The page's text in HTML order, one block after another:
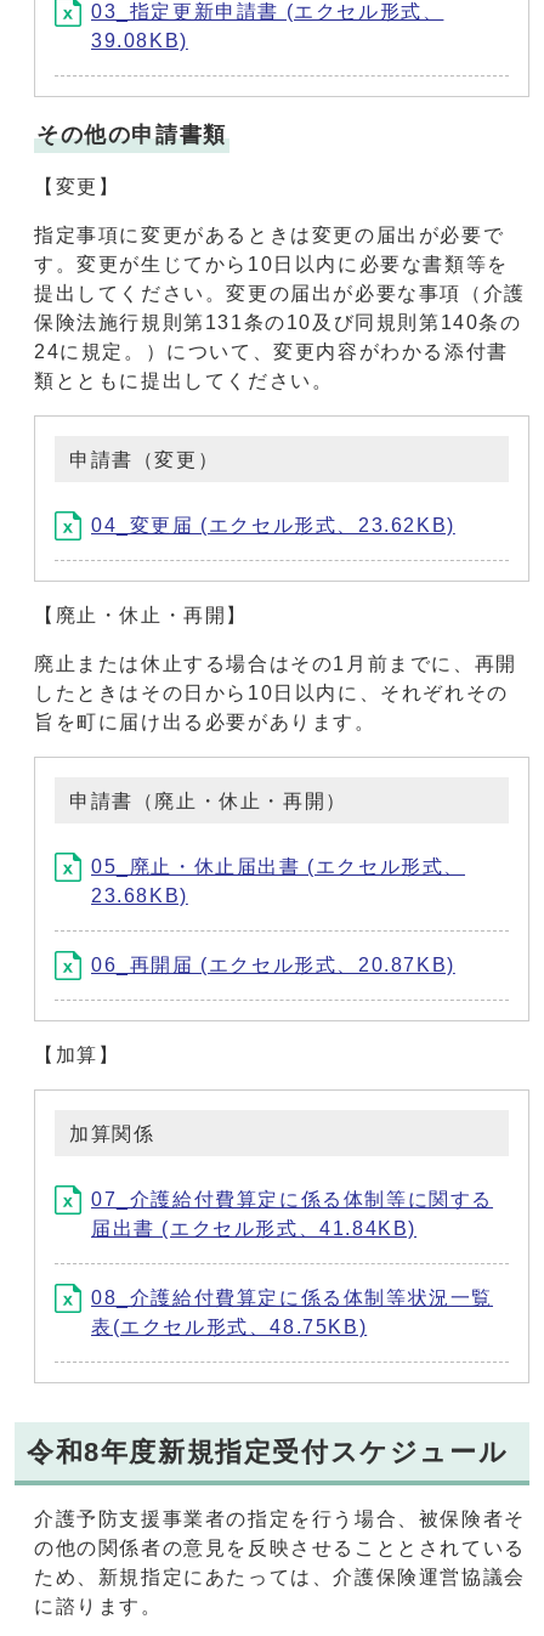
03_指定更新申請書 (エクセル形式、
39.08KB)
その他の申請書類
【変更】
指定事項に変更があるときは変更の届出が必要で
す。変更が生じてから10日以内に必要な書類等を
提出してください。変更の届出が必要な事項（介護
保険法施行規則第131条の10及び同規則第140条の
24に規定。）について、変更内容がわかる添付書
類とともに提出してください。
申請書（変更）
04_変更届 (エクセル形式、23.62KB)
【廃止・休止・再開】
廃止または休止する場合はその1月前までに、再開
したときはその日から10日以内に、それぞれその
旨を町に届け出る必要があります。
申請書（廃止・休止・再開）
05_廃止・休止届出書 (エクセル形式、
23.68KB)
06_再開届 (エクセル形式、20.87KB)
【加算】
加算関係
07_介護給付費算定に係る体制等に関する
届出書 (エクセル形式、41.84KB)
08_介護給付費算定に係る体制等状況一覧
表(エクセル形式、48.75KB)
令和8年度新規指定受付スケジュール
介護予防支援事業者の指定を行う場合、被保険者そ
の他の関係者の意見を反映させることとされている
ため、新規指定にあたっては、介護保険運営協議会
に諮ります。